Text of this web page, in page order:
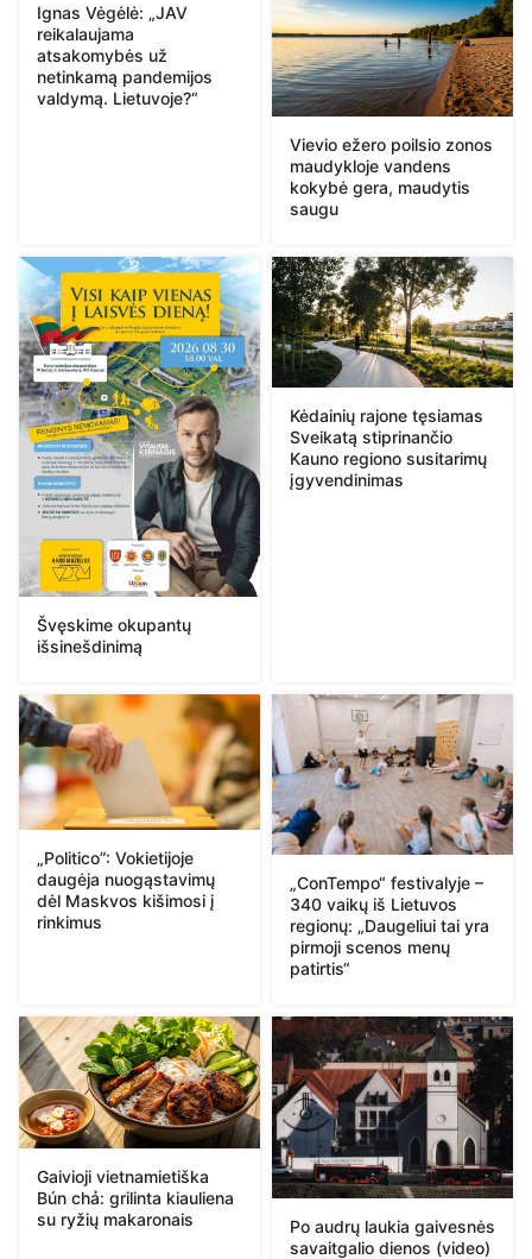
Ignas Vėgėlė: „JAV
reikalaujama
atsakomybės už
netinkamą pandemijos
valdymą. Lietuvoje?“
Vievio ežero poilsio zonos
maudykloje vandens
kokybė gera, maudytis
saugu
Švęskime okupantų
išsinešdinimą
Kėdainių rajone tęsiamas
Sveikatą stiprinančio
Kauno regiono susitarimų
įgyvendinimas
„Politico”: Vokietijoje
daugėja nuogąstavimų
dėl Maskvos kišimosi į
rinkimus
„ConTempo“ festivalyje –
340 vaikų iš Lietuvos
regionų: „Daugeliui tai yra
pirmoji scenos menų
patirtis“
Gaivioji vietnamietiška
Bún chả: grilinta kiauliena
su ryžių makaronais
Po audrų laukia gaivesnės
savaitgalio dienos (video)